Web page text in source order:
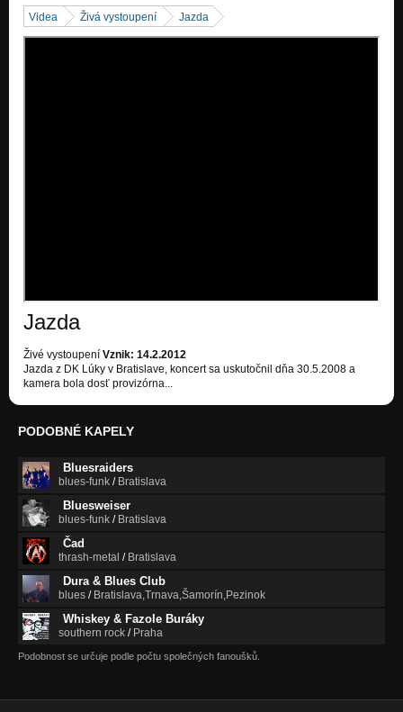
Videa Živá vystoupení Jazda
Jazda
Živé vystoupení Vznik: 14.2.2012
Jazda z DK Lúky v Bratislave, koncert sa uskutočnil dňa 30.5.2008 a
kamera bola dosť provizórna...
PODOBNÉ KAPELY
Bluesraiders
blues-funk / Bratislava
Bluesweiser
blues-funk / Bratislava
Čad
thrash-metal / Bratislava
Dura & Blues Club
blues / Bratislava,Trnava,Šamorín,Pezinok
Whiskey & Fazole Buráky
southern rock / Praha
Podobnost se určuje podle počtu společných fanoušků.